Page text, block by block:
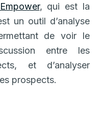
Empower, qui est la
un outil d’analyse
de voir le
entre les
et d’analyser
prospects.